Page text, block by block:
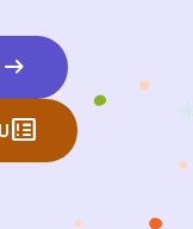
arrow_right_alt
breaking_news